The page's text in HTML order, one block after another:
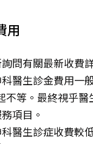
用
問有關最新收費
醫生診金費用一
不等。最終視乎醫
項目。
醫生診症收費較